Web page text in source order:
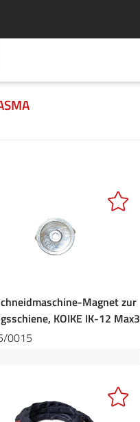
Magnet zur
KOIKE IK-12 Max3
0015